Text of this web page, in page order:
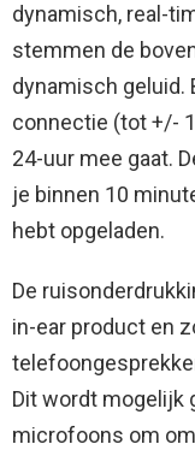
dynamisch, real-
stemmen de
dynamisch geluid.
connectie (tot +/-
24-uur mee gaat.
je binnen 10
hebt opgeladen.
De
in-ear product en
Dit wordt mogelijk
microfoons om